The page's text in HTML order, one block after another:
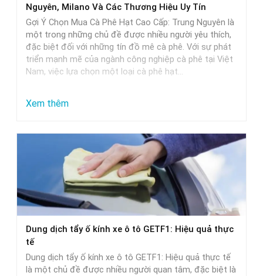
lựa
chọn
Nguyên, Milano Và Các Thương Hiệu Uy Tín
Gợi Ý Chọn Mua Cà Phê Hạt Cao Cấp: Trung Nguyên là
một trong những chủ đề được nhiều người yêu thích,
đặc biệt đối với những tín đồ mê cà phê. Với sự phát
triển mạnh mẽ của ngành công nghiệp cà phê tại Việt
Nam, việc lựa chọn một loại cà phê hạt…
Xem thêm:
Ý
Chọn
Mua
Cà
Phê
Hạt
Cao
Cấp:
Trung
Dung dịch tẩy ố kính xe ô tô GETF1: Hiệu quả thực
tế
Dung dịch tẩy ố kính xe ô tô GETF1: Hiệu quả thực tế
là một chủ đề được nhiều người quan tâm, đặc biệt là